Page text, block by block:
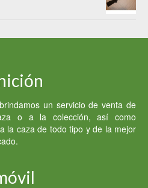
un servicio de venta de
o a la colección, así como
la caza de todo tipo y de la mejor